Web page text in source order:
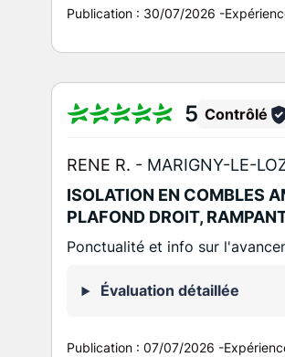
Publication : 30/07/2026 -
5 Contrôlé
RENE R. - MARIGNY-LE-
ISOLATION EN COMBLES
PLAFOND DROIT,
Ponctualité et info sur
Évaluation détaillée
Publication :07/07/2026 -